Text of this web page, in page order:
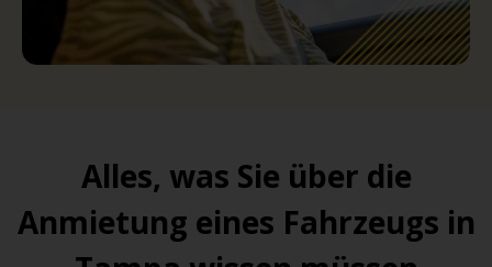
Alles, was Sie über die
Anmietung eines Fahrzeugs in